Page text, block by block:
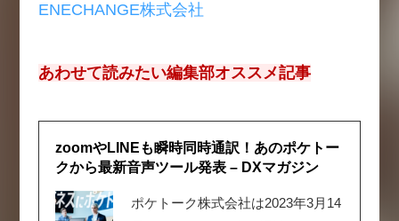
ENECHANGE株式会社
あわせて読みたい編集部オススメ記事
zoomやLINEも瞬時同時通訳！あのポケトー
クから最新音声ツール発表 – DXマガジン
ポケトーク株式会社は2023年3月14